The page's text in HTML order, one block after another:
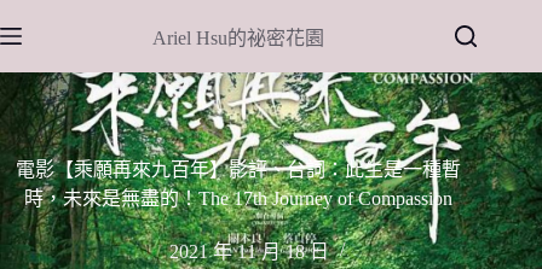
至
主
要
內
容
Ariel Hsu的祕密花園
電影【乘願再來九百年】影評、台詞：此生是一種暫
時，未來是無盡的！The 17th Journey of Compassion
2021 年 11 月 18 日